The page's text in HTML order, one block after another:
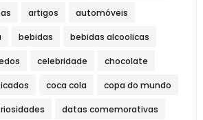
artigos automóveis
bebidas bebidas alcoolicas
celebridade chocolate
coca cola copa do mundo
datas comemorativas